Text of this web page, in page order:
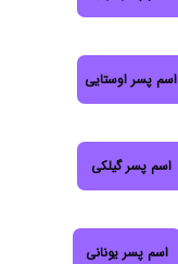
اسم پسر اوستایی
اسم پسر گیلکی
اسم پسر یونانی